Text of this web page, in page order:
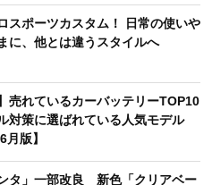
スポーツカスタム！ 日常の使いや
に、他とは違うスタイルへ
売れているカーバッテリーTOP10
対策に選ばれている人気モデル
版】
タ」一部改良 新色「クリアベー